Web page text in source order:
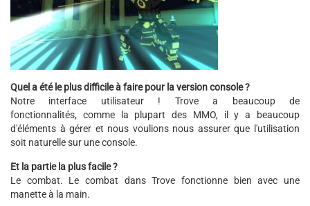
Quel a été le plus difficile à faire pour la version console ?
Notre interface utilisateur ! Trove a beaucoup de
fonctionnalités, comme la plupart des MMO, il y a beaucoup
d'éléments à gérer et nous voulions nous assurer que l'utilisation
soit naturelle sur une console.
Et la partie la plus facile ?
Le combat. Le combat dans Trove fonctionne bien avec une
manette à la main.